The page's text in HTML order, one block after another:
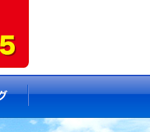
積もりスタッフブログ